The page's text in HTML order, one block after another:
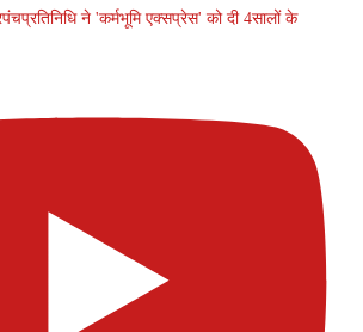
ने 'कर्मभूमि एक्सप्रेस' को दी 4सालों के